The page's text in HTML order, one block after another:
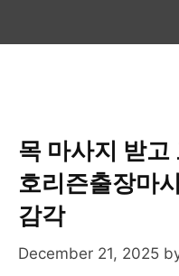
목 마사지 받
호리즌출장마
감각
December 21, 2025